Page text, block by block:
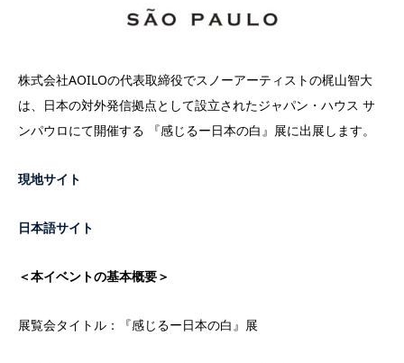
株式会社AOILOの代表取締役でスノーアーティストの梶山智大
は、日本の対外発信拠点として設立されたジャパン・ハウス サ
ンパウロにて開催する 『感じるー日本の白』展に出展します。
現地サイト
日本語サイト
＜本イベントの基本概要＞
展覧会タイトル：『感じるー日本の白』展